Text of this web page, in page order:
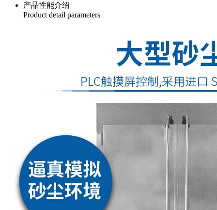
产品性能介绍
Product detail parameters